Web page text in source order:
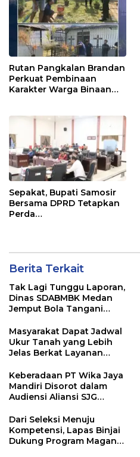
Rutan Pangkalan Brandan
Perkuat Pembinaan
Karakter Warga Binaan
Sepakat, Bupati Samosir
Bersama DPRD Tetapkan
Perda
Berita Terkait
Tak Lagi Tunggu Laporan,
Dinas SDABMBK Medan
Jemput Bola Tangani
Masyarakat Dapat Jadwal
Ukur Tanah yang Lebih
Jelas Berkat Layanan
Keberadaan PT Wika Jaya
Mandiri Disorot dalam
Audiensi Aliansi SJG
Dari Seleksi Menuju
Kompetensi, Lapas Binjai
Dukung Program Magang